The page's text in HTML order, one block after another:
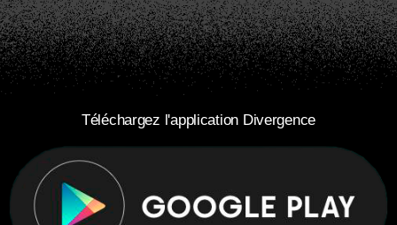
Téléchargez l'application Divergence